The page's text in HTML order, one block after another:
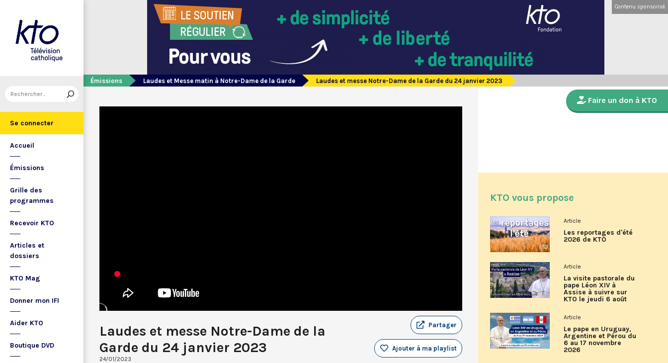
Se connecter
Accueil
Émissions
Grille des
programmes
Recevoir KTO
Articles et
dossiers
KTO Mag
Donner mon IFI
Aider KTO
Boutique DVD
Contenu sponsorisé
Émissions Laudes et Messe matin à Notre-Dame de la Garde Laudes et messe Notre-Dame de la Garde du 24 janvier 2023
Laudes et messe Notre-Dame de la
Garde du 24 janvier 2023
24/01/2023
Partager
Ajouter à ma playlist
Faire un don à KTO
KTO vous propose
Article
Les reportages d'été
2026 de KTO
Article
La visite pastorale du
pape Léon XIV à
Assise à suivre sur
KTO le jeudi 6 août
Article
Le pape en Uruguay,
Argentine et Pérou du
6 au 17 novembre
2026